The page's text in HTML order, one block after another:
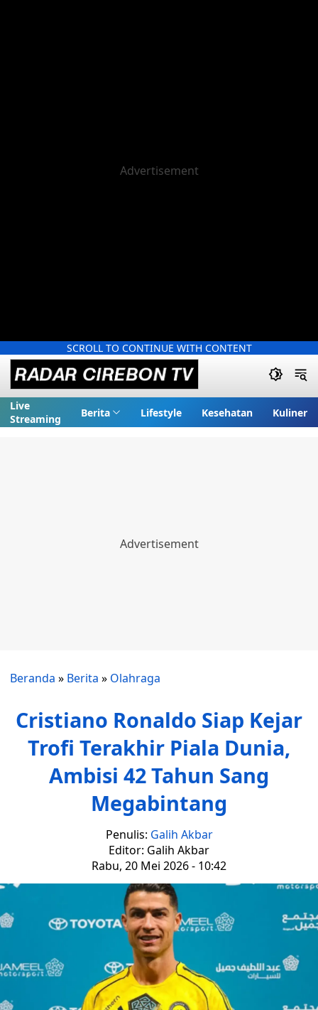
SCROLL TO CONTINUE WITH CONTENT
Live
Streaming
Berita Lifestyle Kesehatan Kuliner
Beranda » Berita » Olahraga
Cristiano Ronaldo Siap Kejar
Trofi Terakhir Piala Dunia,
Ambisi 42 Tahun Sang
Megabintang
Penulis: Galih Akbar
Editor: Galih Akbar
Rabu, 20 Mei 2026 - 10:42